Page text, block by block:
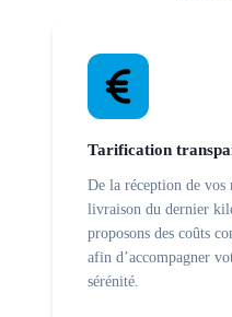
Tarification
De la réception de vos
livraison du dernier
proposons des coûts
afin d’accompagner
sérénité.